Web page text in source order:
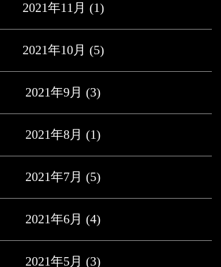
2021年11月 (1)
2021年10月 (5)
2021年9月 (3)
2021年8月 (1)
2021年7月 (5)
2021年6月 (4)
2021年5月 (3)